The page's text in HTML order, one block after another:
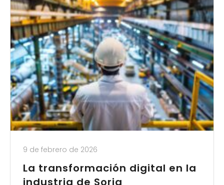
9 de febrero de 2026
La transformación digital en la
industria de Soria